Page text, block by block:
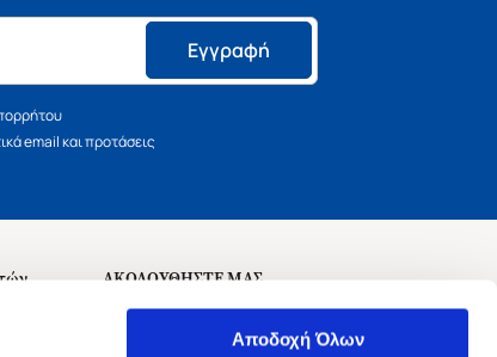
Αποδοχή Όλων
Εγγραφή
email και προτάσεις
ΑΚΟΛΟΥΘΗΣΤΕ ΜΑΣ